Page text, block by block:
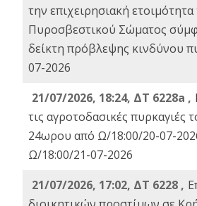
την επιχειρησιακή ετοιμότητα
Πυροσβεστικού Σώματος
δείκτη πρόβλεψης κινδύνου
07-2026
21/07/2026, 18:24, ΔΤ 6228a ,
τις αγροτοδασικές πυρκαγιές
24ωρου από Ω/18:00/20-07-
Ω/18:00/21-07-2026
21/07/2026, 17:02, ΔΤ 6228 ,